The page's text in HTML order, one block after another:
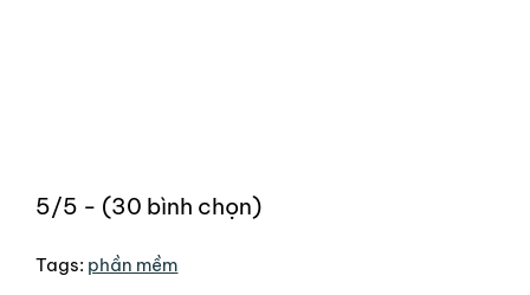
5/5 - (30 bình chọn)
Tags: phần mềm